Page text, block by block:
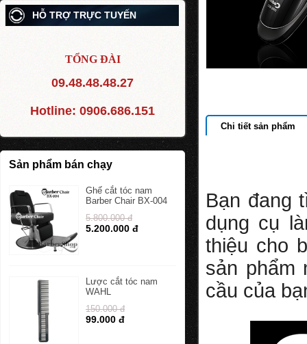
HỖ TRỢ TRỰC TUYẾN
TỔNG ĐÀI
09.48.48.48.27
Hotline: 0906.686.151
Sản phẩm bán chạy
Ghế cắt tóc nam
Barber Chair BX-004
5.800.000 đ
5.200.000 đ
Lược cắt tóc nam
WAHL
150.000 đ
99.000 đ
Chi tiết sản phẩm
Bạn đang
dụng cụ
thiệu cho
sản phẩm
cầu của